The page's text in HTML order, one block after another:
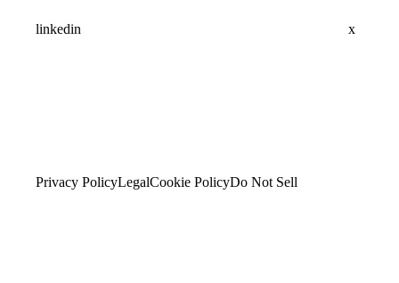
linkedin x
Privacy PolicyLegalCookie PolicyDo Not Sell